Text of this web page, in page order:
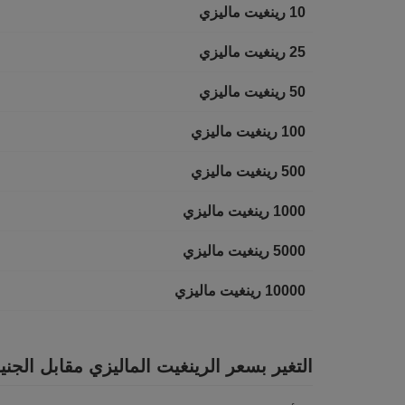
10 رينغيت ماليزي
25 رينغيت ماليزي
50 رينغيت ماليزي
100 رينغيت ماليزي
500 رينغيت ماليزي
1000 رينغيت ماليزي
5000 رينغيت ماليزي
10000 رينغيت ماليزي
التغير بسعر الرينغيت الماليزي مقابل